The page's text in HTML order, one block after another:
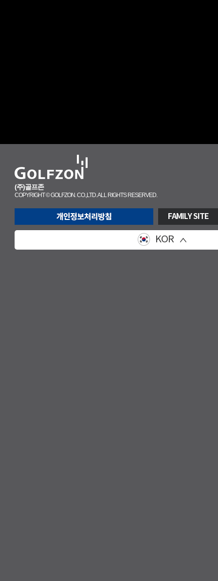
(주)골프존
COPYRIGHT © GOLFZON. CO.,LTD. ALL RIGHTS RESERVED.
FAMILY SITE
KOR